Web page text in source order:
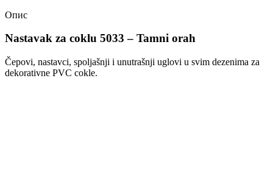
Опис
Nastavak za coklu 5033 – Tamni orah
Čepovi, nastavci, spoljašnji i unutrašnji uglovi u svim dezenima za
dekorativne PVC cokle.